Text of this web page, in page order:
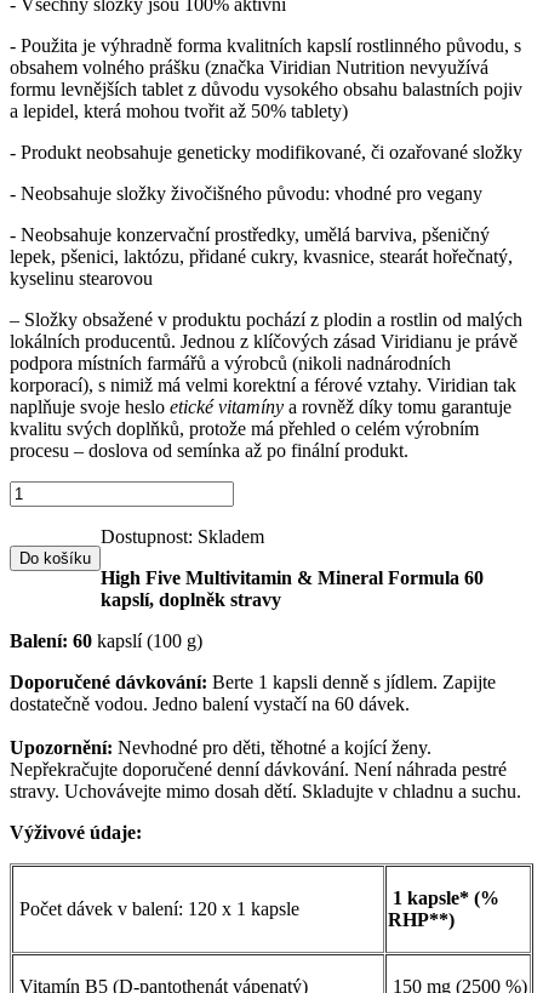
- Použita je výhradně forma kvalitních kapslí rostlinného původu, s
obsahem volného prášku (značka Viridian Nutrition nevyužívá
formu levnějších tablet z důvodu vysokého obsahu balastních pojiv
a lepidel, která mohou tvořit až 50% tablety)
- Produkt neobsahuje geneticky modifikované, či ozařované složky
- Neobsahuje složky živočišného původu: vhodné pro vegany
- Neobsahuje konzervační prostředky, umělá barviva, pšeničný
lepek, pšenici, laktózu, přidané cukry, kvasnice, stearát hořečnatý,
kyselinu stearovou
– Složky obsažené v produktu pochází z plodin a rostlin od malých
lokálních producentů. Jednou z klíčových zásad Viridianu je právě
podpora místních farmářů a výrobců (nikoli nadnárodních
korporací), s nimiž má velmi korektní a férové vztahy. Viridian tak
naplňuje svoje heslo etické vitamíny a rovněž díky tomu garantuje
kvalitu svých doplňků, protože má přehled o celém výrobním
procesu – doslova od semínka až po finální produkt.
Do košíku
Dostupnost: Skladem
High Five Multivitamin & Mineral Formula 60
kapslí, doplněk stravy
Balení: 60 kapslí (100 g)
Doporučené dávkování: Berte 1 kapsli denně s jídlem. Zapijte
dostatečně vodou. Jedno balení vystačí na 60 dávek.
Upozornění: Nevhodné pro děti, těhotné a kojící ženy.
Nepřekračujte doporučené denní dávkování. Není náhrada pestré
stravy. Uchovávejte mimo dosah dětí. Skladujte v chladnu a suchu.
Výživové údaje:
Počet dávek v balení: 120 x 1 kapsle
1 kapsle* (%
RHP**)
Vitamín B5 (D-pantothenát vápenatý) 150 mg (2500 %)